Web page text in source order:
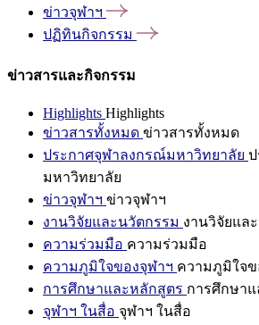
ข่าวจุฬาฯ
ปฏิทินกิจกรรม
ข่าวสารและกิจกรรม
Highlights Highlights
ข่าวสารทั้งหมด ข่าวสารทั้งหมด
ประกาศจุฬาลงกรณ์มหาวิทยาลัย
มหาวิทยาลัย
ข่าวจุฬาฯ ข่าวจุฬาฯ
งานวิจัยและนวัตกรรม งานวิจัยแล
ความร่วมมือ ความร่วมมือ
ความภูมิใจของจุฬาฯ ความภูมิใจข
การศึกษาและหลักสูตร การศึกษา
จุฬาฯ ในสื่อ จุฬาฯ ในสื่อ